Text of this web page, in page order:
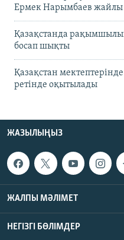
Ермек Нарымбаев жайлы
Қазақстанда
босап шықты
Қазақстан
ретінде оқытылады
ЖАЗЫЛЫҢЫЗ
ЖАЛПЫ МӘЛІМЕТ
НЕГІЗГІ БӨЛІМДЕР